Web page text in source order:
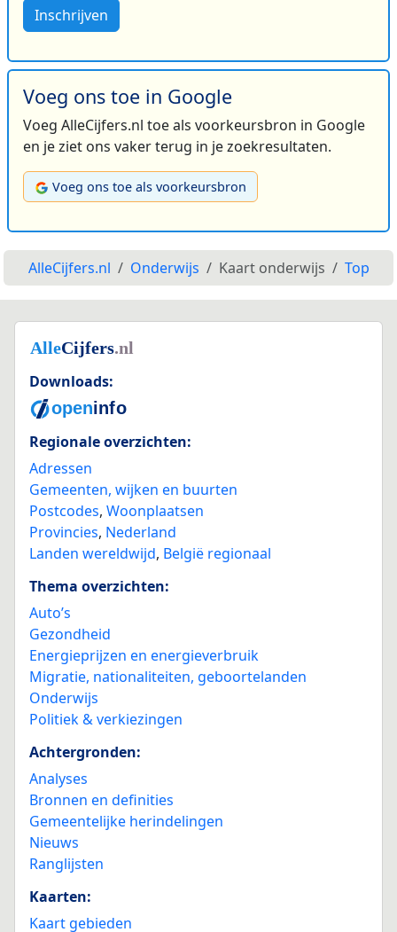
Inschrijven
Voeg ons toe in Google
Voeg AlleCijfers.nl toe als voorkeursbron in Google
en je ziet ons vaker terug in je zoekresultaten.
Voeg ons toe als voorkeursbron
AlleCijfers.nl Onderwijs Kaart onderwijs Top
Downloads:
Regionale overzichten:
Adressen
Gemeenten, wijken en buurten
Postcodes, Woonplaatsen
Provincies, Nederland
Landen wereldwijd, België regionaal
Thema overzichten:
Auto’s
Gezondheid
Energieprijzen en energieverbruik
Migratie, nationaliteiten, geboortelanden
Onderwijs
Politiek & verkiezingen
Achtergronden:
Analyses
Bronnen en definities
Gemeentelijke herindelingen
Nieuws
Ranglijsten
Kaarten:
Kaart gebieden